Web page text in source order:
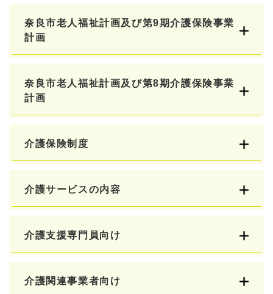
奈良市老人福祉計画及び第9期介護保険事業
計画
奈良市老人福祉計画及び第8期介護保険事業
計画
介護保険制度
介護サービスの内容
介護支援専門員向け
介護関連事業者向け